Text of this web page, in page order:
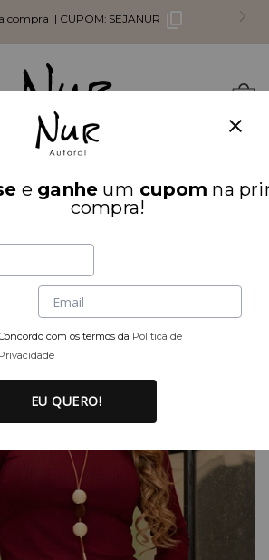
compra | CUPOM: SEJANUR
3
e ganhe um cupom na
compra!
com os termos da Política de
Privacidade
EU QUERO!